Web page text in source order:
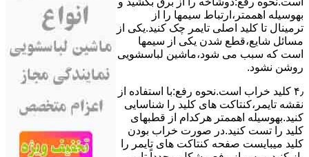
بهوسیله اهممتر،ارﺗﺒﺎط سیمها را از
ﺗﺮﻣﯿﻨﺎل ﺗﺎ ﮐﻠﯿﺪ اﺻﻠﯽ ﺗﺎﯾﻤﺮ چک کنید.یکی از
مسائل شایع،ﻗﻄﻊ شدن ﯾﮑﯽ از سیمها
است که سبب می شود،ﻣﺎﺷﯿﻦ لباسشویی
روﺷﻦ نشود.
۴٫ ﮐﻠﯿﺪ ﺧﺮاب اﺳﺖ.نحوه رفع:ﺑﺎ اﺳﺘﻔﺎده از
ﻧﻘﺸﻪ ﺗﺎﯾﻤﺮ،ﮐﻨﺘﺎﮐﺖ ﻫﺎی ﮐﻠﯿﺪ را ﺷﻨﺎﺳﺎﯾﯽ
کنید.بهوسیله اهممتر هرکدام از قطبهای
ﮐﻠﯿﺪ را ﺗﺴﺖ ﮐﻨﯿﺪ.در ﺻﻮرت ﺧﺮاب ﺑﻮدن
ﮐﻠﯿﺪ میبایست ﺻﻔﺤﻪ ﮐﻨﺘﺎﮐﺖ ﻫﺎی ﺗﺎﯾﻤﺮ را